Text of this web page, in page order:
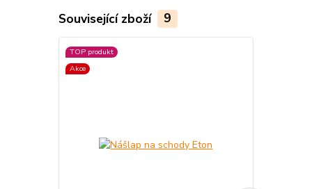
Související zboží 9
TOP produkt
Akce